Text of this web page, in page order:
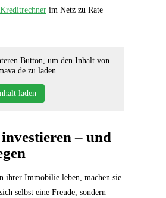
Kreditrechner im Netz zu Rate
Button, um den Inhalt von
zu laden.
laden
– und
ihrer Immobilie leben, machen sie
selbst eine Freude, sondern